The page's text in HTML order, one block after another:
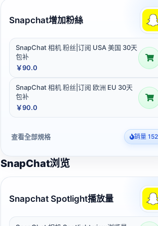
Snapchat增加粉絲
SnapChat 相机 粉丝|订阅 USA 美国 30天
包补
￥90.0
SnapChat 相机 粉丝|订阅 欧洲 EU 30天
包补
￥90.0
查看全部規格 銷量
SnapChat浏览
Snapchat Spotlight播放量